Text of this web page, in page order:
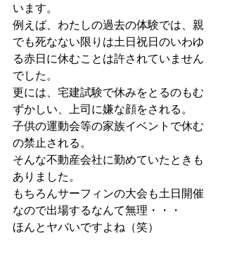
います。
例えば、わたしの過去の体験では、親
でも死なない限りは土日祝日のいわゆ
る赤日に休むことは許されていません
でした。
更には、宅建試験で休みをとるのもむ
ずかしい、上司に嫌な顔をされる。
子供の運動会等の家族イベントで休む
の禁止される。
そんな不動産会社に勤めていたときも
ありました。
もちろんサーフィンの大会も土日開催
なので出場するなんて無理・・・
ほんとヤバいですよね（笑）